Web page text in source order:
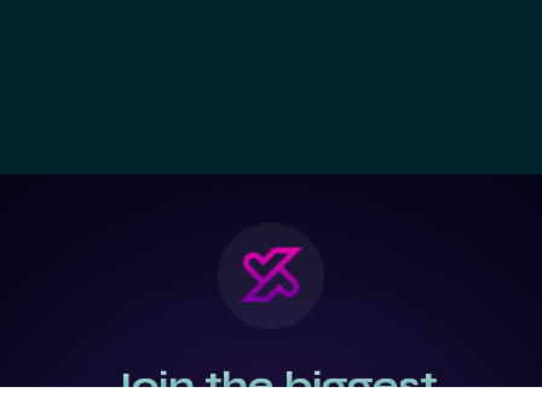
Join the biggest